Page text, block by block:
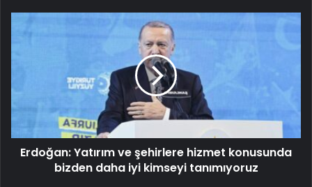
Erdoğan: Yatırım ve şehirlere hizmet konusunda
bizden daha iyi kimseyi tanımıyoruz